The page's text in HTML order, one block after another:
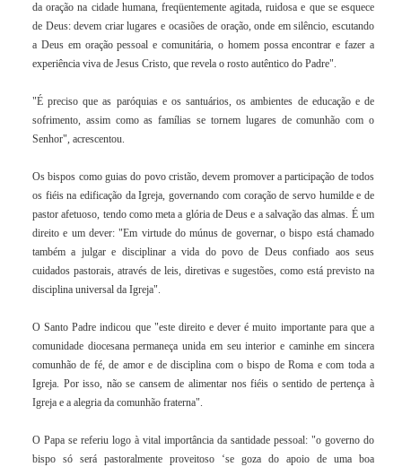
da oração na cidade humana, freqüentemente agitada, ruidosa e que se esquece
de Deus: devem criar lugares e ocasiões de oração, onde em silêncio, escutando
a Deus em oração pessoal e comunitária, o homem possa encontrar e fazer a
experiência viva de Jesus Cristo, que revela o rosto autêntico do Padre".
"É preciso que as paróquias e os santuários, os ambientes de educação e de
sofrimento, assim como as famílias se tornem lugares de comunhão com o
Senhor", acrescentou.
Os bispos como guias do povo cristão, devem promover a participação de todos
os fiéis na edificação da Igreja, governando com coração de servo humilde e de
pastor afetuoso, tendo como meta a glória de Deus e a salvação das almas. É um
direito e um dever: "Em virtude do múnus de governar, o bispo está chamado
também a julgar e disciplinar a vida do povo de Deus confiado aos seus
cuidados pastorais, através de leis, diretivas e sugestões, como está previsto na
disciplina universal da Igreja".
O Santo Padre indicou que "este direito e dever é muito importante para que a
comunidade diocesana permaneça unida em seu interior e caminhe em sincera
comunhão de fé, de amor e de disciplina com o bispo de Roma e com toda a
Igreja. Por isso, não se cansem de alimentar nos fiéis o sentido de pertença à
Igreja e a alegria da comunhão fraterna".
O Papa se referiu logo à vital importância da santidade pessoal: "o governo do
bispo só será pastoralmente proveitoso ‘se goza do apoio de uma boa